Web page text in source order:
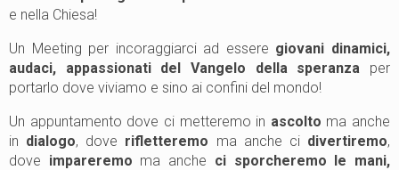
e nella Chiesa!
Un Meeting per incoraggiarci ad essere giovani dinamici,
audaci, appassionati del Vangelo della speranza per
portarlo dove viviamo e sino ai confini del mondo!
Un appuntamento dove ci metteremo in ascolto ma anche
in dialogo, dove rifletteremo ma anche ci divertiremo,
dove impareremo ma anche ci sporcheremo le mani,